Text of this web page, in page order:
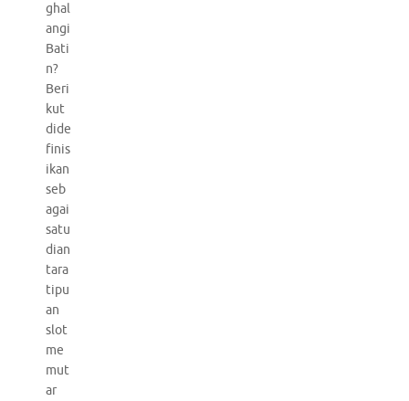
ghal
angi
Bati
n?
Beri
kut
dide
finis
ikan
seb
agai
satu
dian
tara
tipu
an
slot
me
mut
ar